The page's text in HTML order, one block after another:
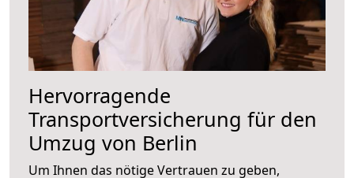
Hervorragende
Transportversicherung für den
Umzug von Berlin
Um Ihnen das nötige Vertrauen zu geben,